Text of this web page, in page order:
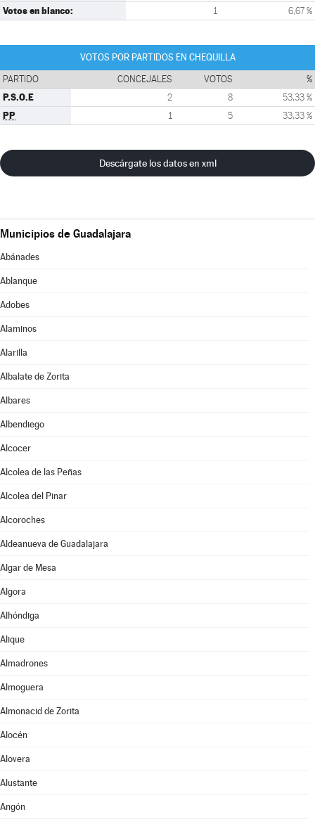
Votos en blanco: 1 6,67 %
VOTOS POR PARTIDOS EN CHEQUILLA
PARTIDO CONCEJALES VOTOS %
P.S.O.E 2 8 53,33 %
PP 1 5 33,33 %
Descárgate los datos en xml
Municipios de Guadalajara
Abánades
Ablanque
Adobes
Alaminos
Alarilla
Albalate de Zorita
Albares
Albendiego
Alcocer
Alcolea de las Peñas
Alcolea del Pinar
Alcoroches
Aldeanueva de Guadalajara
Algar de Mesa
Algora
Alhóndiga
Alique
Almadrones
Almoguera
Almonacid de Zorita
Alocén
Alovera
Alustante
Angón